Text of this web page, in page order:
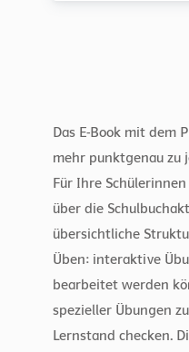
Das E-Book mit dem
mehr punktgenau zu
Für Ihre
über die
übersichtliche
Üben: interaktive
bearbeitet werden
spezieller Übungen
Lernstand checken.